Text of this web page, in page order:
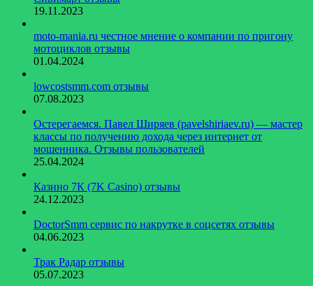
19.11.2023
moto-mania.ru честное мнение о компании по пригону
мотоциклов отзывы
01.04.2024
lowcostsmm.com отзывы
07.08.2023
Остерегаемся. Павел Ширяев (pavelshiriaev.ru) — мастер
классы по получению дохода через интернет от
мошенника. Отзывы пользователей
25.04.2024
Казино 7К (7K Casino) отзывы
24.12.2023
DoctorSmm сервис по накрутке в соцсетях отзывы
04.06.2023
Трак Радар отзывы
05.07.2023